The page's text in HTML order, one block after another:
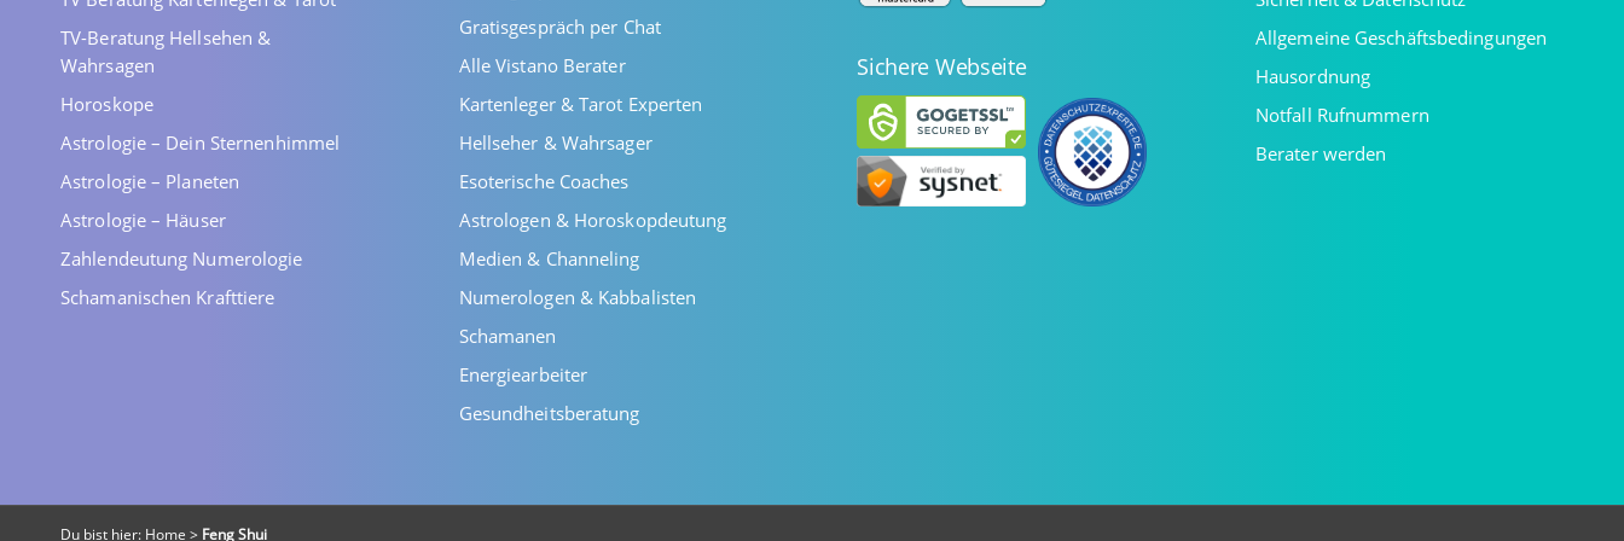
TV-Beratung Hellsehen &
Wahrsagen
Horoskope
Astrologie – Dein Sternenhimmel
Astrologie – Planeten
Astrologie – Häuser
Zahlendeutung Numerologie
Schamanischen Krafttiere
Gratisgespräch per Chat
Alle Vistano Berater
Kartenleger & Tarot Experten
Hellseher & Wahrsager
Esoterische Coaches
Astrologen & Horoskopdeutung
Medien & Channeling
Numerologen & Kabbalisten
Schamanen
Energiearbeiter
Gesundheitsberatung
Sichere Webseite
Allgemeine Geschäftsbedingungen
Hausordnung
Notfall Rufnummern
Berater werden
Du bist hier: Home > Feng Shui